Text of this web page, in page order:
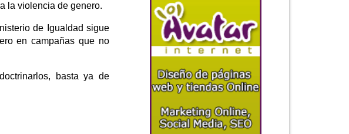
la violencia de genero.
de Igualdad sigue
en campañas que no
basta ya de